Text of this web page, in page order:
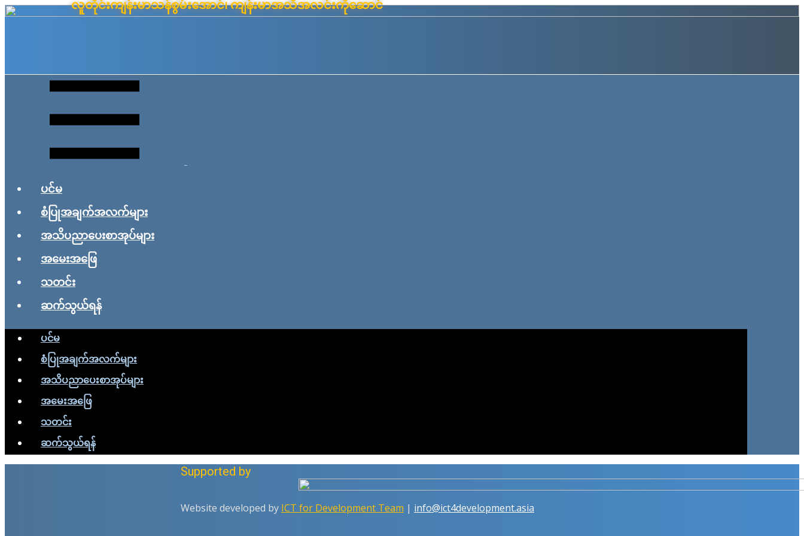
Skip
လူတိုင်းကျန်းမာသန်စွမ်းအောင်၊ ကျန်းမာအသိအလင်းကိုဆောင်
ပင်မ
စံပြုအချက်အလက်များ
အသိပညာပေးစာအုပ်များ
အမေးအဖြေ
သတင်း
ဆက်သွယ်ရန်
ပင်မ
စံပြုအချက်အလက်များ
အသိပညာပေးစာအုပ်များ
အမေးအဖြေ
သတင်း
ဆက်သွယ်ရန်
Supported by
Website developed by ICT for Development Team | info@ict4development.asia